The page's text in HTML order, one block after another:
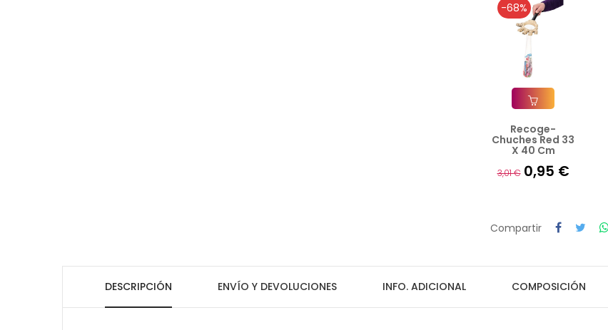
-68%
Añadir A La Cesta
Recoge-
Chuches Red 33
X 40 Cm
3,01 € 0,95 €
Compartir
DESCRIPCIÓN ENVÍO Y DEVOLUCIONES INFO. ADICIONAL COMPOSICIÓN